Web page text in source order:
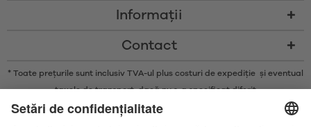
Informații
Contact
* Toate prețurile sunt inclusiv TVA-ul plus costuri de expediție și eventual
taxele de transport, dacă nu s-a specificat diferit
* Marca și logo-urile Bluetooth® sunt mărci comerciale înregistrate